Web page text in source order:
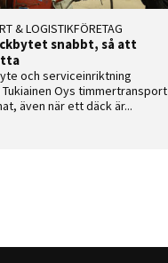
& LOGISTIKFÖRETAG
snabbt, så att
och serviceinriktning
Oys timmertransport
även när ett däck är...